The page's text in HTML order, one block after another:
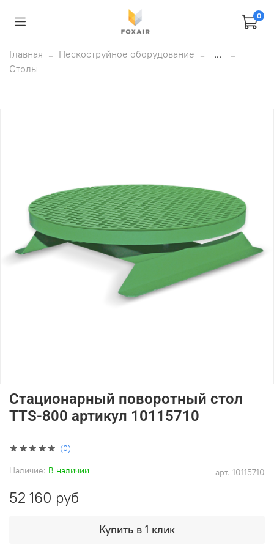
0
Главная Пескоструйное оборудование
...
Столы
(0)
арт. 10115710
Наличие: В наличии
Стационарный поворотный стол
TTS-800 артикул 10115710
52 160 руб
Купить в 1 клик